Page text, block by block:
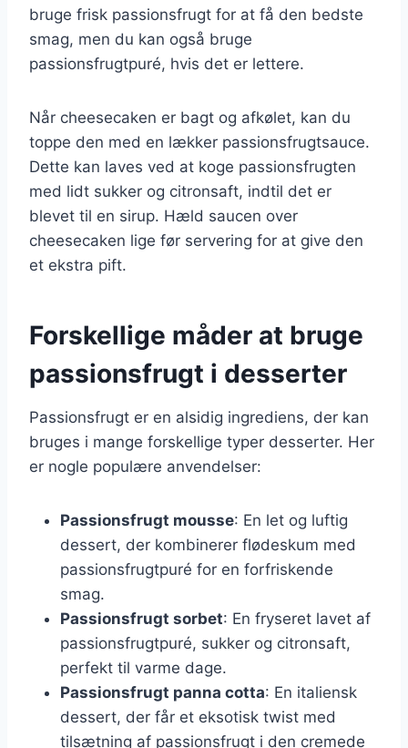
bruge frisk passionsfrugt for at få den bedste
smag, men du kan også bruge
passionsfrugtpuré, hvis det er lettere.
Når cheesecaken er bagt og afkølet, kan du
toppe den med en lækker passionsfrugtsauce.
Dette kan laves ved at koge passionsfrugten
med lidt sukker og citronsaft, indtil det er
blevet til en sirup. Hæld saucen over
cheesecaken lige før servering for at give den
et ekstra pift.
Forskellige måder at bruge
passionsfrugt i desserter
Passionsfrugt er en alsidig ingrediens, der kan
bruges i mange forskellige typer desserter. Her
er nogle populære anvendelser:
Passionsfrugt mousse: En let og luftig
dessert, der kombinerer flødeskum med
passionsfrugtpuré for en forfriskende
smag.
Passionsfrugt sorbet: En fryseret lavet af
passionsfrugtpuré, sukker og citronsaft,
perfekt til varme dage.
Passionsfrugt panna cotta: En italiensk
dessert, der får et eksotisk twist med
tilsætning af passionsfrugt i den cremede